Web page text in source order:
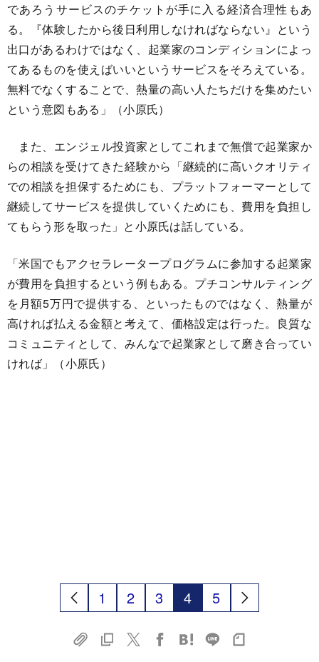
であろうサービスのチケットが手に入る経済合理性もあ
る。『体験したから後日利用しなければならない』という
出口があるわけではなく、起業家のコンディションによっ
てあるものを使えばいいというサービスをそろえている。
無料でなくすることで、熱量の高い人たちだけを集めたい
という意図もある」（小原氏）
また、エンジェル投資家としてこれまで無償で起業家か
らの相談を受けてきた経験から「継続的に高いクオリティ
での相談を担保するためにも、プラットフォーマーとして
継続してサービスを提供していくためにも、費用を負担し
てもらう形を取った」と小原氏は話している。
「米国でもアクセラレータープログラムに参加する起業家
が費用を負担するという例もある。プチコンサルティング
を月額5万円で提供する、といったものではなく、熱量が
高ければ払える金額と考えて、価格設定は行った。良質な
コミュニティとして、みんなで起業家として磨き合ってい
ければ」（小原氏）
1 2 3 4 5